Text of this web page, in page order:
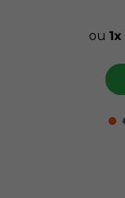
ou 1